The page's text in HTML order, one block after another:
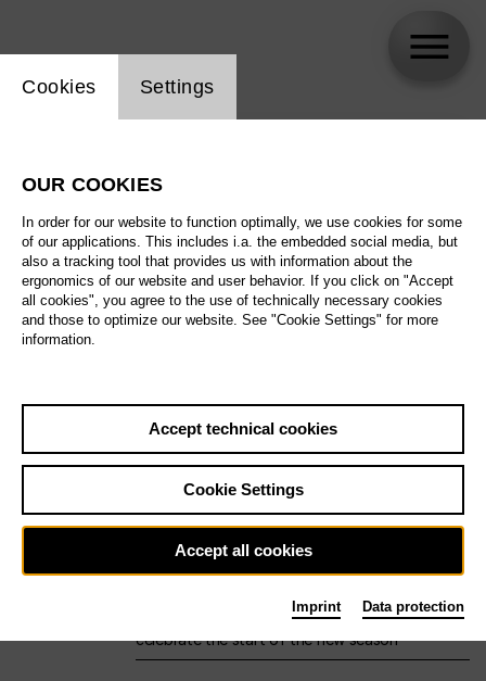
All artistic fields
All locations
All features
Sat29.8.
Ballet Main stage Staatsballett Berlin
12:00 Eröffnungswochenende
Deutsche Oper Berlin opens its doors to
celebrate the start of the new season
Website cookie setting
Cookies Settings
OUR COOKIES
In order for our website to function optimally, we use cookies for some
of our applications. This includes i.a. the embedded social media, but
also a tracking tool that provides us with information about the
ergonomics of our website and user behavior. If you click on "Accept
all cookies", you agree to the use of technically necessary cookies
and those to optimize our website. See "Cookie Settings" for more
information.
Accept technical cookies
Cookie Settings
Accept all cookies
Imprint Data protection